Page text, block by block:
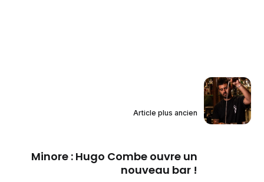
Article plus ancien
Minore : Hugo Combe ouvre un
nouveau bar !